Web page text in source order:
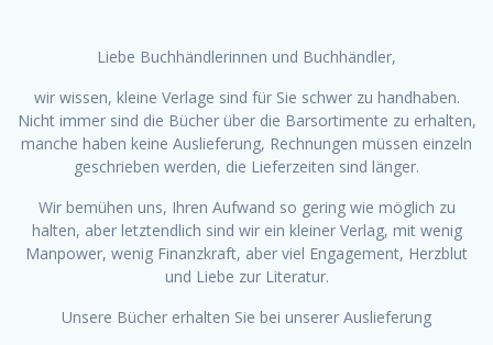
Liebe Buchhändlerinnen und Buchhändler,
wir wissen, kleine Verlage sind für Sie schwer zu handhaben.
Nicht immer sind die Bücher über die Barsortimente zu erhalten,
manche haben keine Auslieferung, Rechnungen müssen einzeln
geschrieben werden, die Lieferzeiten sind länger.
Wir bemühen uns, Ihren Aufwand so gering wie möglich zu
halten, aber letztendlich sind wir ein kleiner Verlag, mit wenig
Manpower, wenig Finanzkraft, aber viel Engagement, Herzblut
und Liebe zur Literatur.
Unsere Bücher erhalten Sie bei unserer Auslieferung